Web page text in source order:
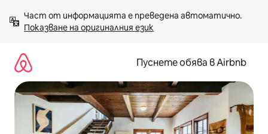
към
съдържанието
Показване на оригиналния език
Пуснете обява в Airbnb